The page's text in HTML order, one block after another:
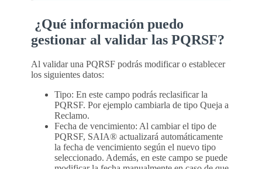
¿Qué información puedo
gestionar al validar las PQRSF?
Al validar una PQRSF podrás modificar o establecer
los siguientes datos:
Tipo: En este campo podrás reclasificar la
PQRSF. Por ejemplo cambiarla de tipo Queja a
Reclamo.
Fecha de vencimiento: Al cambiar el tipo de
PQRSF, SAIA® actualizará automáticamente
la fecha de vencimiento según el nuevo tipo
seleccionado. Además, en este campo se puede